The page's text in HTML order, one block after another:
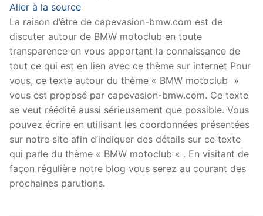
Aller à la source
La raison d’être de capevasion-bmw.com est de
discuter autour de BMW motoclub en toute
transparence en vous apportant la connaissance de
tout ce qui est en lien avec ce thème sur internet Pour
vous, ce texte autour du thème « BMW motoclub »
vous est proposé par capevasion-bmw.com. Ce texte
se veut réédité aussi sérieusement que possible. Vous
pouvez écrire en utilisant les coordonnées présentées
sur notre site afin d’indiquer des détails sur ce texte
qui parle du thème « BMW motoclub « . En visitant de
façon régulière notre blog vous serez au courant des
prochaines parutions.